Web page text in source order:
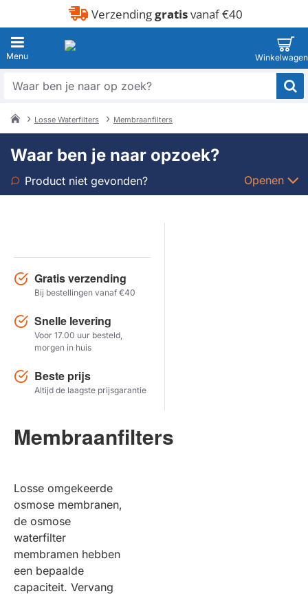
Verzendinggratisvanaf €40
Waar
zoek?
Losse Waterfilters Membraanfilters
Waar ben je naar opzoek?
Product niet gevonden? Openen
Model
Herstel zoekopdracht
Gratis verzending
Bij bestellingen vanaf €40
Snelle levering
Voor 17.00 uur besteld,
morgen in huis
Beste prijs
Altijd de laagste prijsgarantie
Membraanfilters
Losse omgekeerde
osmose membranen,
de osmose
waterfilter
membramen hebben
een bepaalde
capaciteit. Vervang